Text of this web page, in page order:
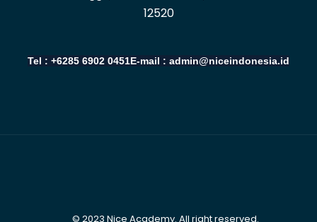
12520
Tel : +6285 6902 0451E-mail : admin@niceindonesia.id
© 2023 Nice Academy. All right reserved.